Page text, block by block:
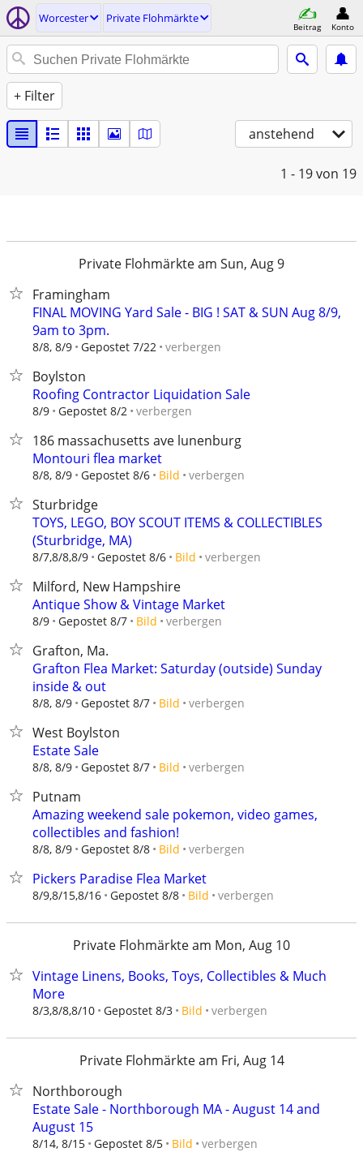
Worcester Private Flohmärkte
Beitrag Konto
+ Filter
anstehend
1 - 19von 19
Private Flohmärkte am Sun, Aug 9
Framingham
FINAL MOVING Yard Sale - BIG ! SAT & SUN Aug 8/9,
9am to 3pm.
8/8, 8/9 Gepostet 7/22 verbergen
Boylston
Roofing Contractor Liquidation Sale
8/9 Gepostet 8/2 verbergen
186 massachusetts ave lunenburg
Montouri flea market
8/8, 8/9 Gepostet 8/6 Bild verbergen
Sturbridge
TOYS, LEGO, BOY SCOUT ITEMS & COLLECTIBLES
(Sturbridge, MA)
8/7,8/8,8/9 Gepostet 8/6 Bild verbergen
Milford, New Hampshire
Antique Show & Vintage Market
8/9 Gepostet 8/7 Bild verbergen
Grafton, Ma.
Grafton Flea Market: Saturday (outside) Sunday
inside & out
8/8, 8/9 Gepostet 8/7 Bild verbergen
West Boylston
Estate Sale
8/8, 8/9 Gepostet 8/7 Bild verbergen
Putnam
Amazing weekend sale pokemon, video games,
collectibles and fashion!
8/8, 8/9 Gepostet 8/8 Bild verbergen
Pickers Paradise Flea Market
8/9,8/15,8/16 Gepostet 8/8 Bild verbergen
Private Flohmärkte am Mon, Aug 10
Vintage Linens, Books, Toys, Collectibles & Much
More
8/3,8/8,8/10 Gepostet 8/3 Bild verbergen
Private Flohmärkte am Fri, Aug 14
Northborough
Estate Sale - Northborough MA - August 14 and
August 15
8/14, 8/15 Gepostet 8/5 Bild verbergen